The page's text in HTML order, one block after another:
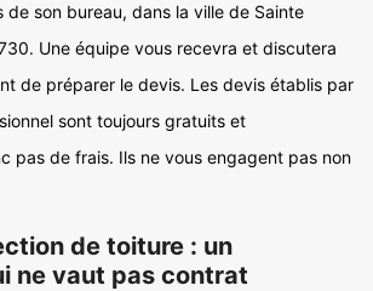
son bureau, dans la ville de Sainte
Une équipe vous recevra et discutera
de préparer le devis. Les devis établis par
sont toujours gratuits et
pas de frais. Ils ne vous engagent pas non
de toiture : un
ne vaut pas contrat